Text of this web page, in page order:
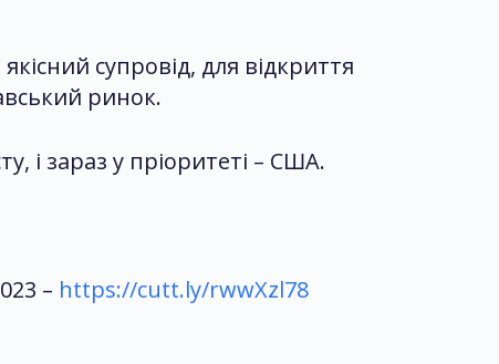
супровід, для відкриття
ринок.
і зараз у пріоритеті – США.
– https://cutt.ly/rwwXzl78